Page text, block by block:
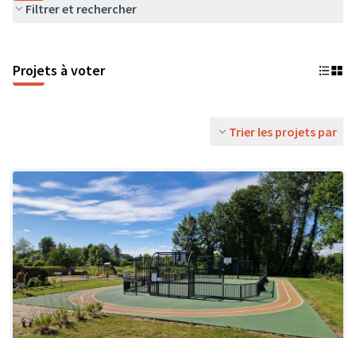
Filtrer et rechercher
Projets à voter
Trier les projets par